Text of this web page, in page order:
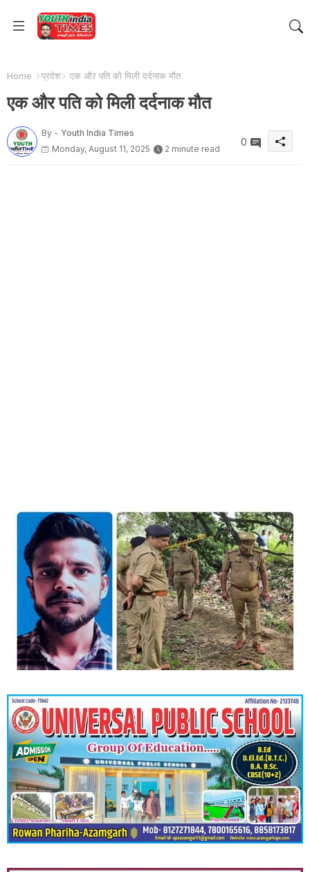
Home प्रदेश एक और पति को मिली दर्दनाक मौत
एक और पति को मिली दर्दनाक मौत
By - Youth India Times
Monday, August 11, 2025
2 minute read
0